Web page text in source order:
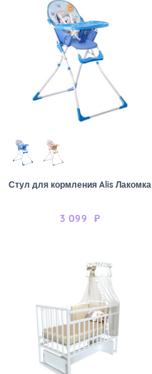
Стул для кормления Alis Лакомка
3 099 ₽